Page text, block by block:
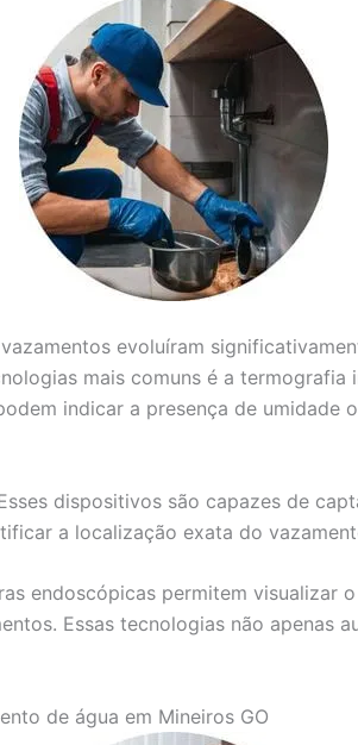
evoluíram
mais comuns é a
indicar a presença de
dispositivos são capazes de
a localização exata do
endoscópicas permitem visualizar
Essas tecnologias não apenas
de água em Mineiros GO